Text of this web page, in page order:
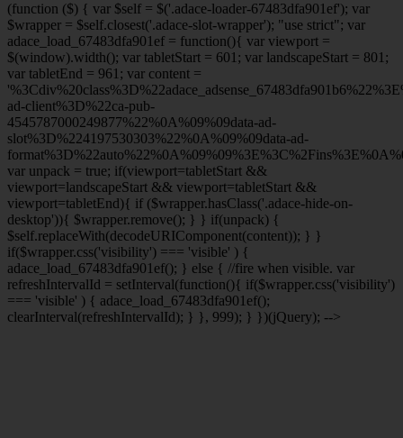
(function ($) { var $self = $('.adace-loader-67483dfa901ef'); var
$wrapper = $self.closest('.adace-slot-wrapper'); "use strict"; var
adace_load_67483dfa901ef = function(){ var viewport =
$(window).width(); var tabletStart = 601; var landscapeStart = 801;
var tabletEnd = 961; var content =
ad-client%3D%22ca-pub-
4545787000249877%22%0A%09%09data-ad-
slot%3D%224197530303%22%0A%09%09data-ad-
var unpack = true; if(viewport=tabletStart &&
viewport=landscapeStart && viewport=tabletStart &&
viewport=tabletEnd){ if ($wrapper.hasClass('.adace-hide-on-
desktop')){ $wrapper.remove(); } } if(unpack) {
$self.replaceWith(decodeURIComponent(content)); } }
if($wrapper.css('visibility') === 'visible' ) {
adace_load_67483dfa901ef(); } else { //fire when visible. var
refreshIntervalId = setInterval(function(){ if($wrapper.css('visibility')
=== 'visible' ) { adace_load_67483dfa901ef();
clearInterval(refreshIntervalId); } }, 999); } })(jQuery); -->